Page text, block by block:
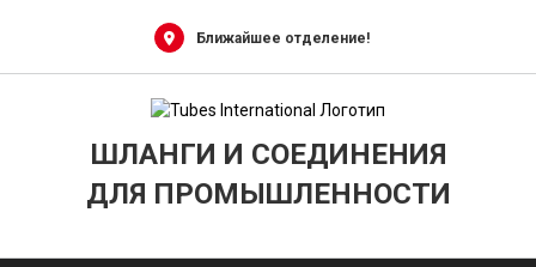
Ближайшее отделение!
ШЛАНГИ И СОЕДИНЕНИЯ
ДЛЯ ПРОМЫШЛЕННОСТИ